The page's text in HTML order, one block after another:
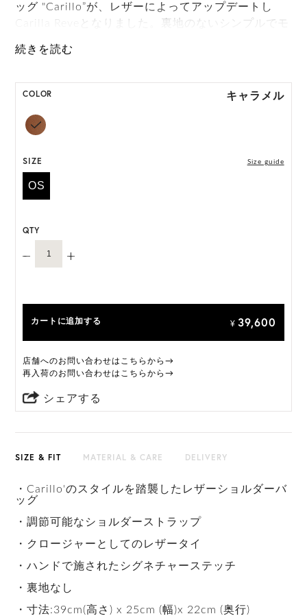
ッグ "Carillo”が、レザーによってアップデートし
Carilla Reveとなりました。裏地のないシンプルでモ
プ、トップをクローズできるレザーのタイで機能的
ネチャーのステッチが特徴のCarilla Reveはヘリテー
現した職人技のショーケースです。
COLOR キャラメル
SIZE Size guide
OS
QTY
カートに追加する ¥ 39,600
店舗へのお問い合わせはこちらから→
再入荷のお問い合わせはこちらから→
シェアする
SIZE & FIT MATERIAL & CARE DELIVERY
・Carillo'のスタイルを踏襲したレザーショルダーバ
ッグ
・調節可能なショルダーストラップ
・クロージャーとしてのレザータイ
・ハンドで施されたシグネチャーステッチ
・裏地なし
・寸法:39cm(高さ) x 25cm (幅)x 22cm (奥行)